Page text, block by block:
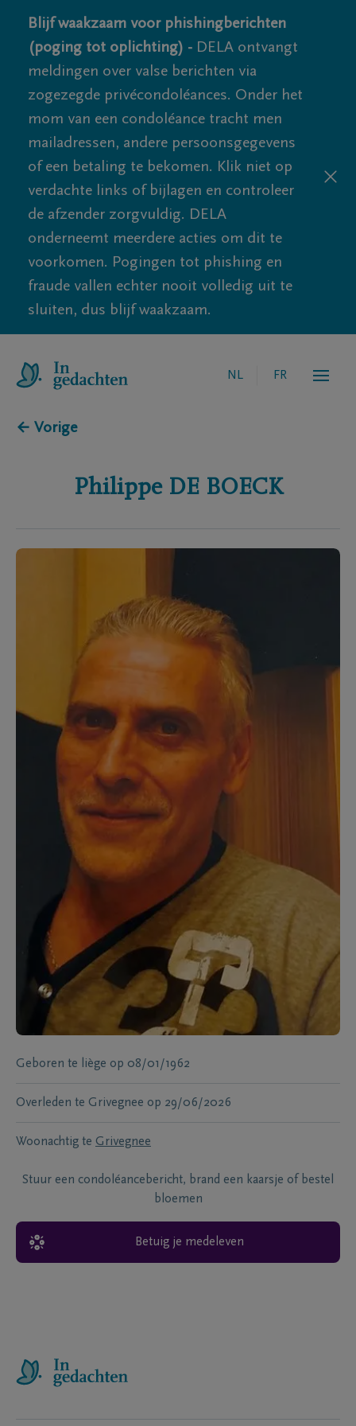
Blijf waakzaam voor phishingberichten
(poging tot oplichting) - DELA ontvangt
meldingen over valse berichten via
zogezegde privécondoléances. Onder het
mom van een condoléance tracht men
mailadressen, andere persoonsgegevens
of een betaling te bekomen. Klik niet op
verdachte links of bijlagen en controleer
de afzender zorgvuldig. DELA
onderneemt meerdere acties om dit te
voorkomen. Pogingen tot phishing en
fraude vallen echter nooit volledig uit te
sluiten, dus blijf waakzaam.
NL FR
← Vorige
Philippe DE BOECK
Geboren te liège op 08/01/1962
Overleden te Grivegnee op 29/06/2026
Woonachtig te Grivegnee
Stuur een condoléancebericht, brand een kaarsje of bestel
bloemen
Betuig je medeleven